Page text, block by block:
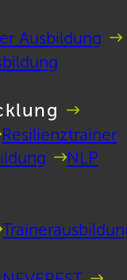
Ausbildung
Resilienztrainer
NLP